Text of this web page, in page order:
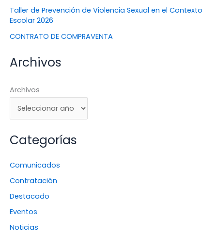
Taller de Prevención de Violencia Sexual en el Contexto
Escolar 2026
CONTRATO DE COMPRAVENTA
Archivos
Archivos
Categorías
Comunicados
Contratación
Destacado
Eventos
Noticias